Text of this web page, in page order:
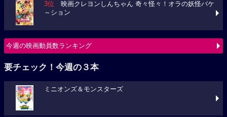
3位 映画クレヨンしんちゃん 奇々怪々！オラの妖怪バケ
～ション
今週の映画動員数ランキング
要チェック！今週の３本
ミニオンズ＆モンスターズ